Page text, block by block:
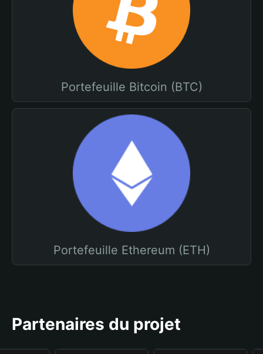
Portefeuille Bitcoin (BTC)
Portefeuille Ethereum (ETH)
Partenaires du projet